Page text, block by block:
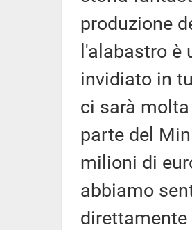
produzione
l'alabastro è
invidiato in
ci sarà
parte del
milioni di
abbiamo